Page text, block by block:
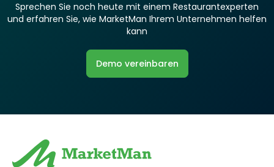
Sprechen Sie noch heute mit einem Restaurantexperten
und erfahren Sie, wie MarketMan Ihrem Unternehmen helfen
kann
Demo vereinbaren